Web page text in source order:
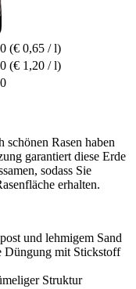
(€ 0,65 / l)
(€ 1,20 / l)
Rasen haben
garantiert diese Erde
sodass Sie
erhalten.
und lehmigem Sand
Düngung mit Stickstoff
Struktur